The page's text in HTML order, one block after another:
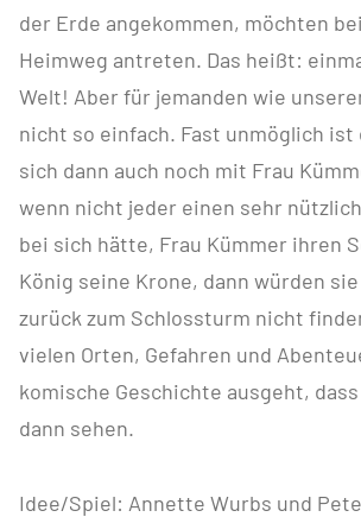
der Erde angekommen, möchten
Heimweg antreten. Das heißt:
Welt! Aber für jemanden wie
nicht so einfach. Fast unmöglich ist
sich dann auch noch mit Frau
wenn nicht jeder einen sehr
bei sich hätte, Frau Kümmer ihren
König seine Krone, dann würden
zurück zum Schlossturm nicht
vielen Orten, Gefahren und
komische Geschichte ausgeht,
dann sehen.
Idee/Spiel: Annette Wurbs und